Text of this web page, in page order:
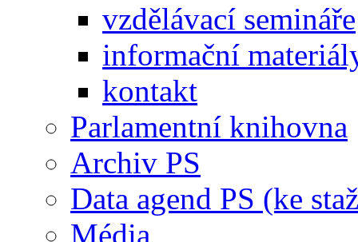
vzdělávací semináře
informační
kontakt
Parlamentní knihovna
Archiv PS
Data agend PS (ke
Média